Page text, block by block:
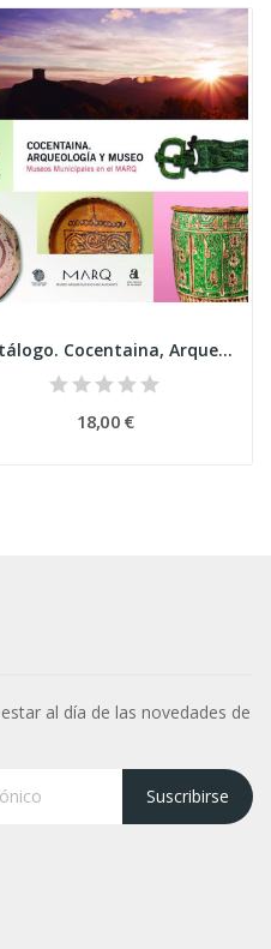
Catálogo. Cocentaina, Arqueología y Museo
18,00 €
al día de las novedades de
Suscribirse